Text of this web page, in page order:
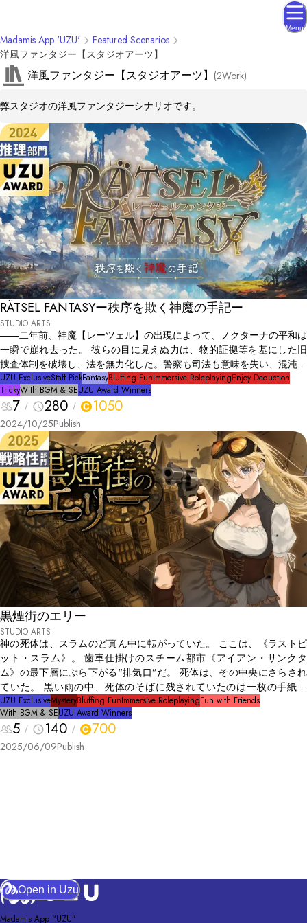
Menu
Madamis App 'UZU'
Featured Scenarios
洋風ファンタジー【スタジオアーツ】
洋風ファンタジー【スタジオアーツ】 (2Work)
弊スタジオの洋風ファンタジーシナリオです。
RÄTSEL FANTASYー秩序を欺く神魔の手記ー
STUDIO ARTS
――二年前、神魔【レーツェル】の出現によって、ノクターナの平和は
一瞬で崩れ去った。 彼らの目に見えぬ力は、物的証拠等を基にした旧
捜査体制を破壊し、法を無力化した。警察も司法も意味を失い、混沌が
広がる中で、無法者たちが闇に蠢き始めた。 それでも、私たちは生き
るために足掻く。法の秩序が失われた今、唯一の希望は魔証探偵【シグ
ル】たちだ。 彼らは論理と推理だけを武器に魔法に抗っている。 ――
神魔【レーツェル】の謎は未だ解明されていない。 なぜ彼らが現れた
のか、その答えはまだ見えない。それでも、探偵たちがこの混沌とした
世界に希望を取り戻す鍵だと信じている。 この世界の夜は長く、そし
て冷たい。だけど、夜明けはいつか必ず訪れるはず。 ――あなたたち
が、それまで生き延びることが出来れば。
UZU ExclusiveStaff PickFantasyBluffing FunImmersive RoleplayingEnjoy Deduction
TrickyWith BGM & SEUZU Award Winners
7 280 1050
2024/10/25Publish
黒煙街のエリー
STUDIO ARTS
神の死体は、スラムのど真ん中に転がっていた。 ここは、《ラストピ
ット・スラム》。 歯車仕掛けのスチーム都市《アイアン・サンクタ
ム》の最下層にぶら下がる“排気口”だ。 死体は、その中央にさらされ
ていた。 黒い雨の中、死体のそばに残されていたのは一枚の手紙。
「神は死んだ」 人は呟く。 「……“エリー”が死んだんじゃないか？」
エリー。誰も顔を見たことはないが、誰もが助けられたと語る。 死ん
だのは、果たして本当に彼女だったのか？ 誰が、何のために──“神”を
殺したのか？
UZU ExclusiveMysteryBluffing FunImmersive RoleplayingFun with Friends
With BGM & SEUZU Award Winners
5 140 700
2025/06/09Publish
Open in Uzu
Madamis App “UZU”